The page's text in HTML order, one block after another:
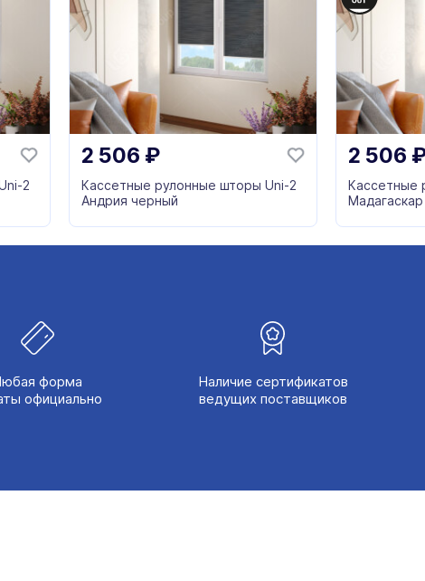
2
2 506 ₽
Кассетные рулонные шторы Uni-2
Андрия черный
2 506
Кассетные
форма
официально
Наличие сертификатов
ведущих поставщиков